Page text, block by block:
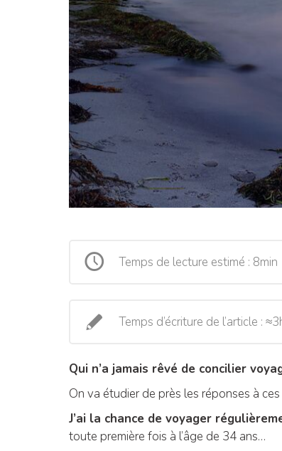
Temps de lecture estimé : 8min
Temps d’écriture de l’article :
Qui n’a jamais rêvé de concilier
On va étudier de près les réponses à
J’ai la chance de voyager
toute première fois à l’âge de 34 ans…